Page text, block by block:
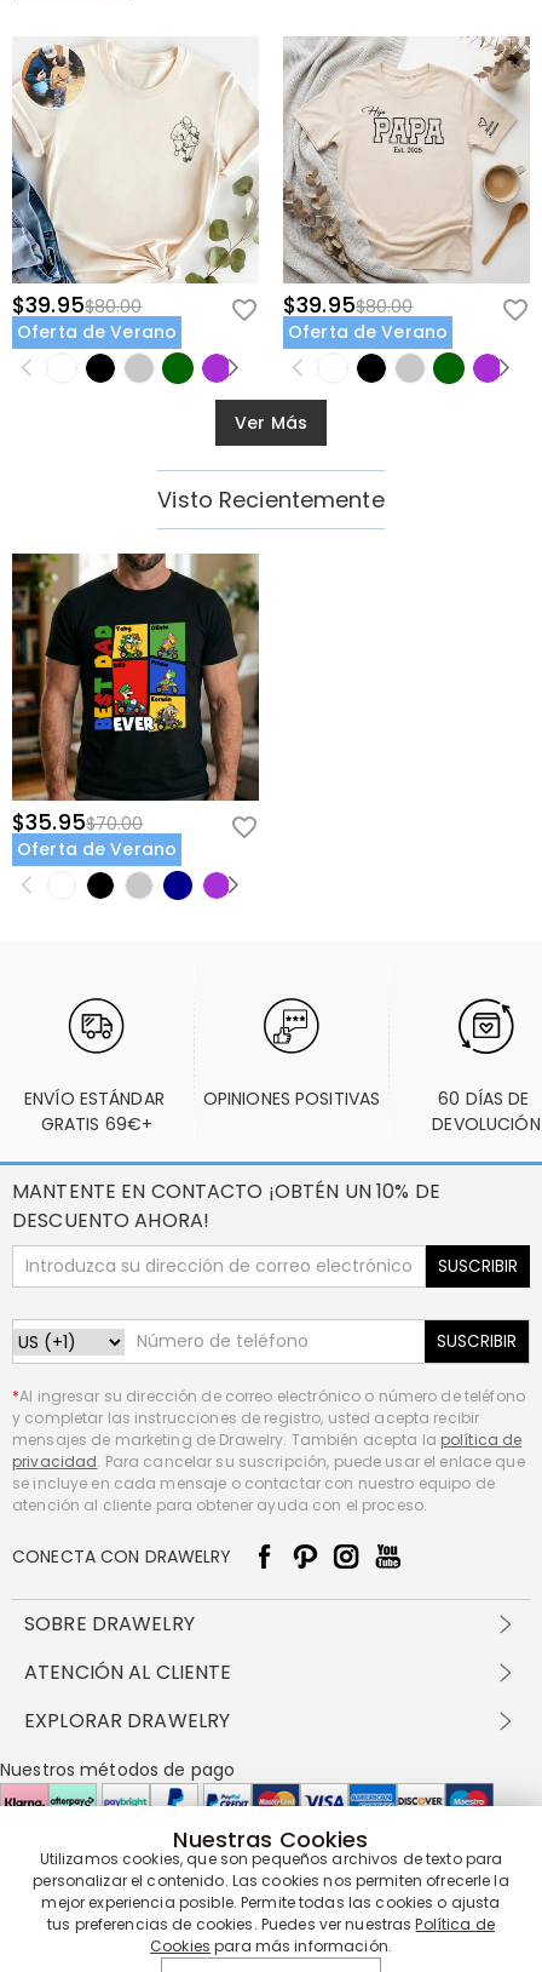
$39.95$80.00
Oferta de Verano
$39.95$80.00
Oferta de Verano
Ver Más
Visto Recientemente
$35.95$70.00
Oferta de Verano
ENVÍO ESTÁNDAR
GRATIS 69€+
OPINIONES POSITIVAS
60 DÍAS DE
DEVOLUCIÓN
MANTENTE EN CONTACTO ¡OBTÉN UN 10% DE
DESCUENTO AHORA!
SUSCRIBIR
SUSCRIBIR
*Al ingresar su dirección de correo electrónico o número de teléfono
y completar las instrucciones de registro, usted acepta recibir
mensajes de marketing de Drawelry. También acepta la política de
privacidad. Para cancelar su suscripción, puede usar el enlace que
se incluye en cada mensaje o contactar con nuestro equipo de
atención al cliente para obtener ayuda con el proceso.
CONECTA CON DRAWELRY
SOBRE DRAWELRY
Sobre nosotros
política de privacidad
Preguntas frecuentes
ATENCIÓN AL CLIENTE
Envío y entrega
Devolución en 60 días
Cómo cuidar
EXPLORAR DRAWELRY
Drawelry Prime
Programa de Recompensas
Nuestros métodos de pago
Nuestros socios de entrega
Nuestra garantía de servicio
Nuestras Cookies
Utilizamos cookies, que son pequeños archivos de texto para
personalizar el contenido. Las cookies nos permiten ofrecerle la
mejor experiencia posible. Permite todas las cookies o ajusta
tus preferencias de cookies. Puedes ver nuestrasPolítica de
Cookies para más información.